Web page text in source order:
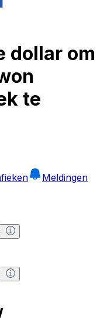
dollar om
te
Meldingen